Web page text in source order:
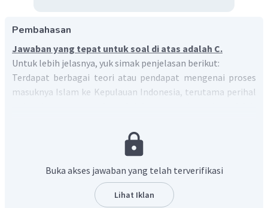
Pembahasan
Jawaban yang tepat untuk soal di atas adalah C.
Untuk lebih jelasnya, yuk simak penjelasan berikut:
Terdapat berbagai teori atau pendapat mengenai proses
masuknya Islam ke Kepulauan Indonesia, terutama perihal
Teori Makkah atau Teori Arab dikemukakan oleh Sir
Thomas Arnold dalam bukunya “
Islam itu masuk ke Indonesia Makkah dan Mesir, bukan dari
Gujurat. Sebagai bukti dapat dilihat adanya perkampungan
Buka akses jawaban yang telah terverifikasi
Lihat Iklan